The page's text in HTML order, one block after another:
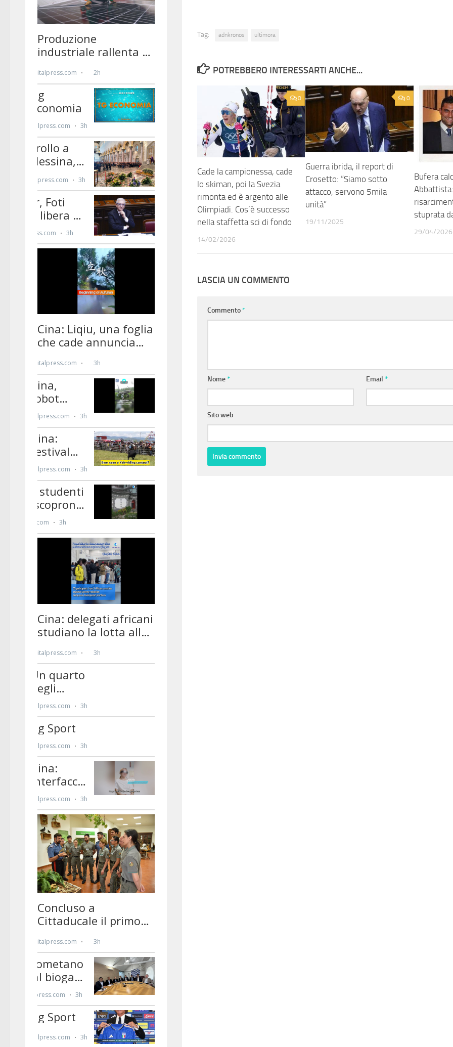
Tag: adnkronos ultimora
POTREBBERO INTERESSARTI ANCHE...
0
Cade la campionessa, cade
lo skiman, poi la Svezia
rimonta ed è argento alle
Olimpiadi. Cos’è successo
nella staffetta sci di fondo
14/02/2026
0
Guerra ibrida, il report di
Crosetto: “Siamo sotto
attacco, servono 5mila
unità”
19/11/2025
Bufera
stuprata
29/04/2026
LASCIA UN COMMENTO
Commento*
Nome* Email*
Sito web